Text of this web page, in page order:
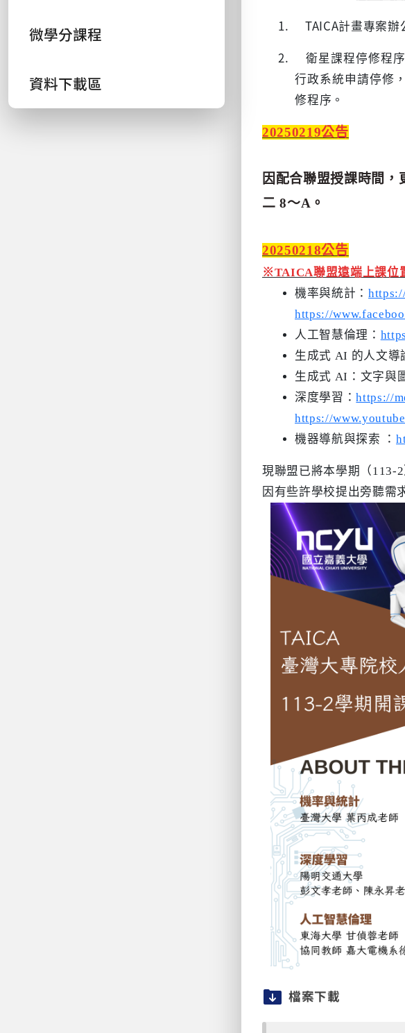
微學分課程
資料下載區
1. TAICA計畫專案辦
2. 衛星課程停修程序
行政系統申請停修
修程序。
20250219公告
因配合聯盟授課時間，
二 8～A 。
20250218公告
※TAICA聯盟遠端上課位
機率與統計：
https://
人工智慧倫理：
生成式 AI 的人文導
生成式 AI：文字與
深度學習：https://
https://
機器導航與探索 ：
現聯盟已將本學期（113-
因有些許學校提出旁聽需
檔案下載